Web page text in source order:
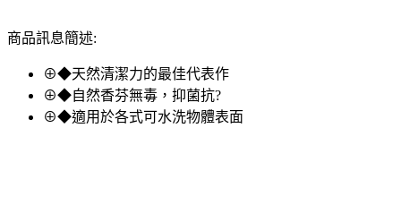
商品訊息簡述:
⊕◆天然清潔力的最佳代表作
⊕◆自然香芬無毒，抑菌抗?
⊕◆適用於各式可水洗物體表面